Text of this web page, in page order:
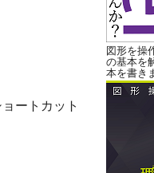
ートカット
図形を操
の基本を
本を書き